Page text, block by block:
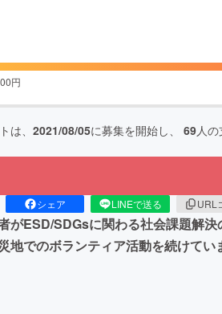
円
は、 2021/08/05に募集を開始し、 69人
シェア LINEで送る URL
がESD/SDGsに関わる社会課題解
地でのボランティア活動を続けて